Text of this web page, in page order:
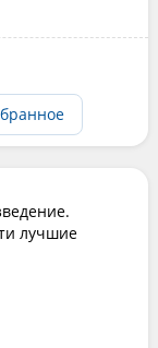
лучшие